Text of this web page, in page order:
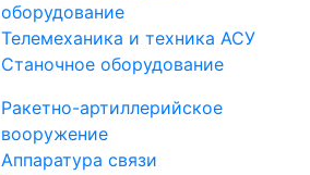
оборудование
Телемеханика и техника АСУ
Станочное оборудование
Ракетно-артиллерийское
вооружение
Аппаратура связи